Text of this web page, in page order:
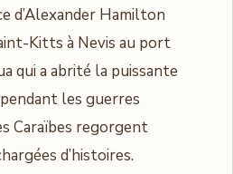
d’Alexander Hamilton
Kitts à Nevis au port
qui a abrité la puissante
les guerres
Caraïbes regorgent
d’histoires.